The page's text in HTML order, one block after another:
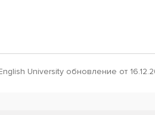
University обновление от